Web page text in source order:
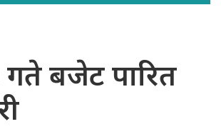
बजेट पारित